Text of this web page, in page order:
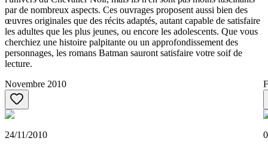
par de nombreux aspects. Ces ouvrages proposent aussi bien des
œuvres originales que des récits adaptés, autant capable de satisfaire
les adultes que les plus jeunes, ou encore les adolescents. Que vous
cherchiez une histoire palpitante ou un approfondissement des
personnages, les romans Batman sauront satisfaire votre soif de
lecture.
Novembre 2010
24/11/2010